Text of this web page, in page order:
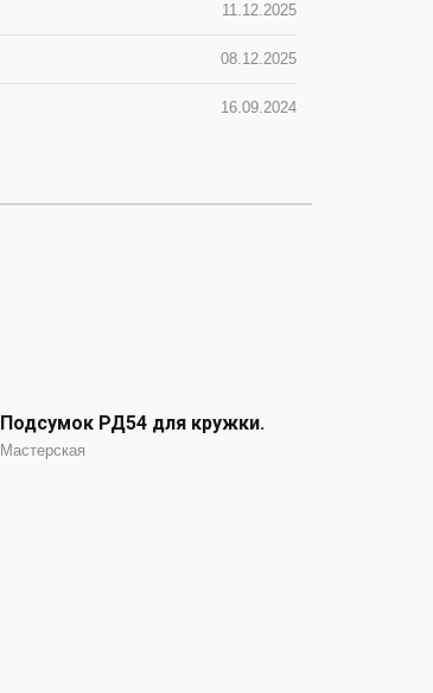
11.12.2025
08.12.2025
16.09.2024
Подсумок РД54 для кружки.
Мастерская